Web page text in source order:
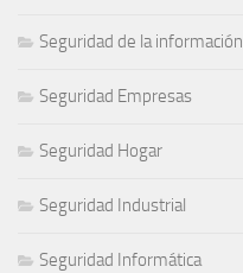
Seguridad de la información
Seguridad Empresas
Seguridad Hogar
Seguridad Industrial
Seguridad Informática